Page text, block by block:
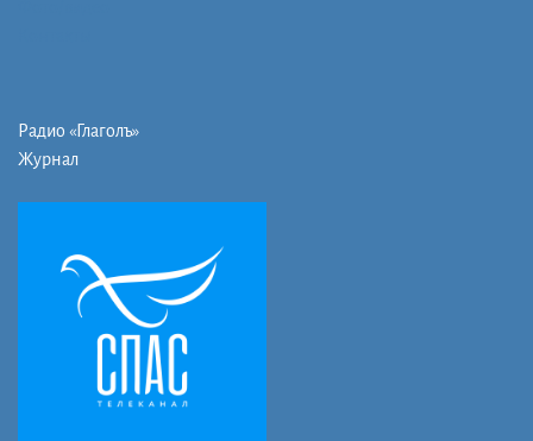
Радио «Глаголъ»
Журнал